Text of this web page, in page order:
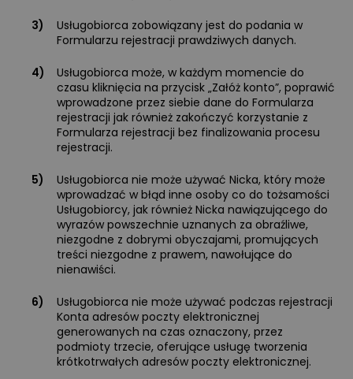
3)
Usługobiorca zobowiązany jest do podania w
Formularzu rejestracji prawdziwych danych.
4)
Usługobiorca może, w każdym momencie do
czasu kliknięcia na przycisk „Załóż konto”, poprawić
wprowadzone przez siebie dane do Formularza
rejestracji jak również zakończyć korzystanie z
Formularza rejestracji bez finalizowania procesu
rejestracji.
5)
Usługobiorca nie może używać Nicka, który może
wprowadzać w błąd inne osoby co do tożsamości
Usługobiorcy, jak również Nicka nawiązującego do
wyrazów powszechnie uznanych za obraźliwe,
niezgodne z dobrymi obyczajami, promujących
treści niezgodne z prawem, nawołujące do
nienawiści.
6)
Usługobiorca nie może używać podczas rejestracji
Konta adresów poczty elektronicznej
generowanych na czas oznaczony, przez
podmioty trzecie, oferujące usługę tworzenia
krótkotrwałych adresów poczty elektronicznej.